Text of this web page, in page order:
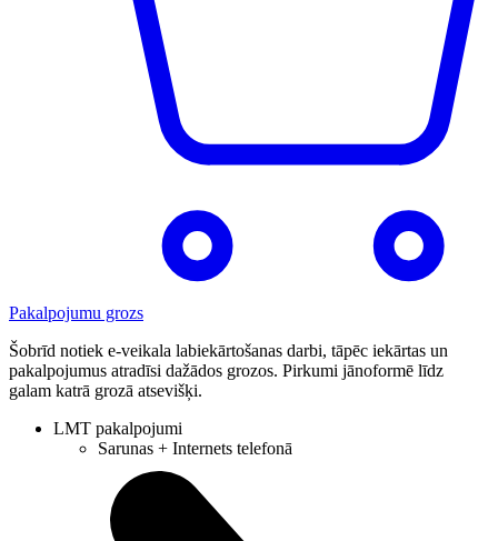
Pakalpojumu grozs
Šobrīd notiek e-veikala labiekārtošanas darbi, tāpēc iekārtas un
pakalpojumus atradīsi dažādos grozos. Pirkumi jānoformē līdz
galam katrā grozā atsevišķi.
LMT pakalpojumi
Sarunas + Internets telefonā